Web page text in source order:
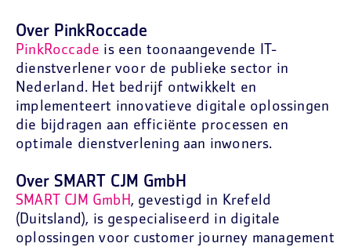
Over PinkRoccade
PinkRoccade is een toonaangevende IT-
dienstverlener voor de publieke sector in
Nederland. Het bedrijf ontwikkelt en
implementeert innovatieve digitale oplossingen
die bijdragen aan efficiënte processen en
optimale dienstverlening aan inwoners.
Over SMART CJM GmbH
SMART CJM GmbH , gevestigd in Krefeld
(Duitsland), is gespecialiseerd in digitale
oplossingen voor customer journey management